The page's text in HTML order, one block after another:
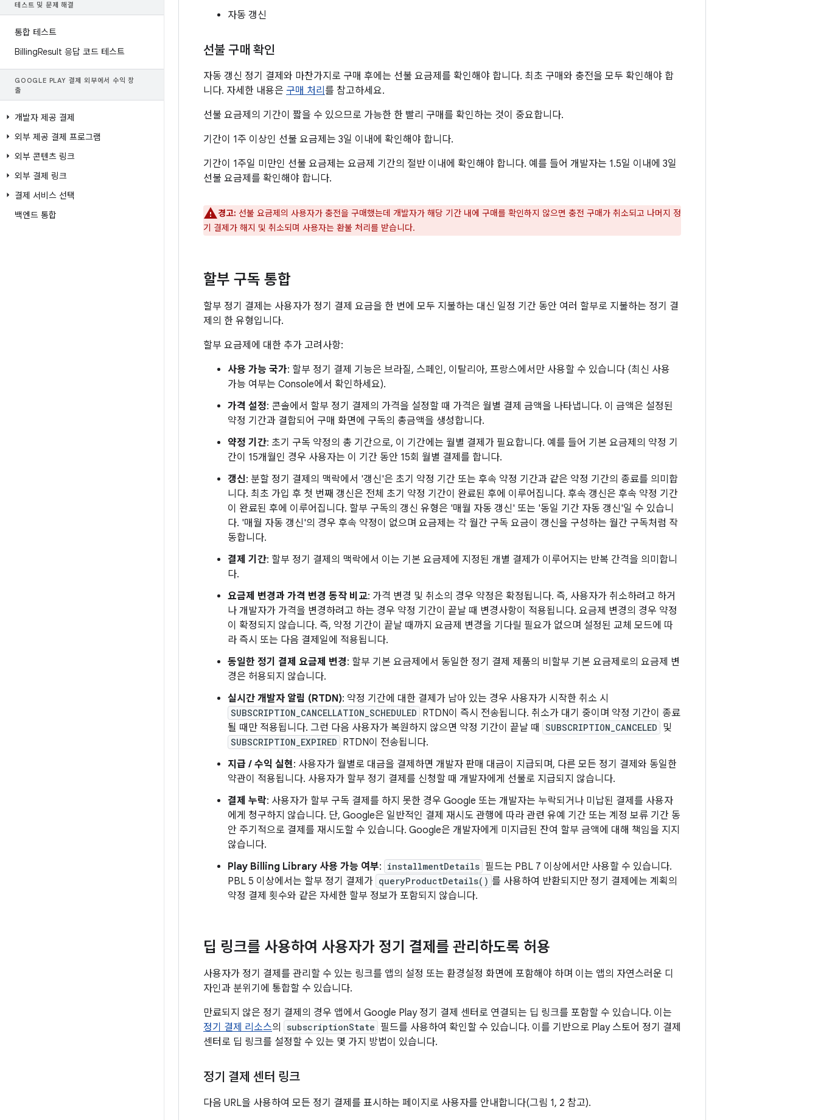
테스트 및 문제 해결
통합 테스트
BillingResult 응답 코드 테스트
GOOGLE PLAY 결제 외부에서 수익 창
출
개발자 제공 결제
외부 제공 결제 프로그램
외부 콘텐츠 링크
외부 결제 링크
결제 서비스 선택
백엔드 통합
자동 갱신
선불 구매 확인
자동 갱신 정기 결제와 마찬가지로 구매 후에는 선불 요금제를 확인해야 합니다. 최초 구매와 충전을 모두 확인해야 합
니다. 자세한 내용은 구매 처리 를 참고하세요.
선불 요금제의 기간이 짧을 수 있으므로 가능한 한 빨리 구매를 확인하는 것이 중요합니다.
기간이 1주 이상인 선불 요금제는 3일 이내에 확인해야 합니다.
기간이 1주일 미만인 선불 요금제는 요금제 기간의 절반 이내에 확인해야 합니다. 예를 들어 개발자는 1.5일 이내에 3일
선불 요금제를 확인해야 합니다.
경고: 선불 요금제의 사용자가 충전을 구매했는데 개발자가 해당 기간 내에 구매를 확인하지 않으면 충전 구매가 취소되고 나머지 정
기 결제가 해지 및 취소되며 사용자는 환불 처리를 받습니다.
할부 구독 통합
할부 정기 결제는 사용자가 정기 결제 요금을 한 번에 모두 지불하는 대신 일정 기간 동안 여러 할부로 지불하는 정기 결
제의 한 유형입니다.
할부 요금제에 대한 추가 고려사항:
사용 가능 국가: 할부 정기 결제 기능은 브라질, 스페인, 이탈리아, 프랑스에서만 사용할 수 있습니다 (최신 사용
가능 여부는 Console에서 확인하세요).
가격 설정: 콘솔에서 할부 정기 결제의 가격을 설정할 때 가격은 월별 결제 금액을 나타냅니다. 이 금액은 설정된
약정 기간과 결합되어 구매 화면에 구독의 총금액을 생성합니다.
약정 기간: 초기 구독 약정의 총 기간으로, 이 기간에는 월별 결제가 필요합니다. 예를 들어 기본 요금제의 약정 기
간이 15개월인 경우 사용자는 이 기간 동안 15회 월별 결제를 합니다.
갱신: 분할 정기 결제의 맥락에서 '갱신'은 초기 약정 기간 또는 후속 약정 기간과 같은 약정 기간의 종료를 의미합
니다. 최초 가입 후 첫 번째 갱신은 전체 초기 약정 기간이 완료된 후에 이루어집니다. 후속 갱신은 후속 약정 기간
이 완료된 후에 이루어집니다. 할부 구독의 갱신 유형은 '매월 자동 갱신' 또는 '동일 기간 자동 갱신'일 수 있습니
다. '매월 자동 갱신'의 경우 후속 약정이 없으며 요금제는 각 월간 구독 요금이 갱신을 구성하는 월간 구독처럼 작
동합니다.
결제 기간: 할부 정기 결제의 맥락에서 이는 기본 요금제에 지정된 개별 결제가 이루어지는 반복 간격을 의미합니
다.
요금제 변경과 가격 변경 동작 비교: 가격 변경 및 취소의 경우 약정은 확정됩니다. 즉, 사용자가 취소하려고 하거
나 개발자가 가격을 변경하려고 하는 경우 약정 기간이 끝날 때 변경사항이 적용됩니다. 요금제 변경의 경우 약정
이 확정되지 않습니다. 즉, 약정 기간이 끝날 때까지 요금제 변경을 기다릴 필요가 없으며 설정된 교체 모드에 따
라 즉시 또는 다음 결제일에 적용됩니다.
동일한 정기 결제 요금제 변경: 할부 기본 요금제에서 동일한 정기 결제 제품의 비할부 기본 요금제로의 요금제 변
경은 허용되지 않습니다.
실시간 개발자 알림 (RTDN): 약정 기간에 대한 결제가 남아 있는 경우 사용자가 시작한 취소 시
SUBSCRIPTION_CANCELLATION_SCHEDULED RTDN이 즉시 전송됩니다. 취소가 대기 중이며 약정 기간이 종료
될 때만 적용됩니다. 그런 다음 사용자가 복원하지 않으면 약정 기간이 끝날 때
SUBSCRIPTION_CANCELED 및
SUBSCRIPTION_EXPIRED RTDN이 전송됩니다.
지급 / 수익 실현: 사용자가 월별로 대금을 결제하면 개발자 판매 대금이 지급되며, 다른 모든 정기 결제와 동일한
약관이 적용됩니다. 사용자가 할부 정기 결제를 신청할 때 개발자에게 선불로 지급되지 않습니다.
결제 누락: 사용자가 할부 구독 결제를 하지 못한 경우 Google 또는 개발자는 누락되거나 미납된 결제를 사용자
에게 청구하지 않습니다. 단, Google은 일반적인 결제 재시도 관행에 따라 관련 유예 기간 또는 계정 보류 기간 동
안 주기적으로 결제를 재시도할 수 있습니다. Google은 개발자에게 미지급된 잔여 할부 금액에 대해 책임을 지지
않습니다.
Play Billing Library 사용 가능 여부: installmentDetails 필드는 PBL 7 이상에서만 사용할 수 있습니다.
PBL 5 이상에서는 할부 정기 결제가 queryProductDetails() 를 사용하여 반환되지만 정기 결제에는 계획의
약정 결제 횟수와 같은 자세한 할부 정보가 포함되지 않습니다.
딥 링크를 사용하여 사용자가 정기 결제를 관리하도록 허용
사용자가 정기 결제를 관리할 수 있는 링크를 앱의 설정 또는 환경설정 화면에 포함해야 하며 이는 앱의 자연스러운 디
자인과 분위기에 통합할 수 있습니다.
만료되지 않은 정기 결제의 경우 앱에서 Google Play 정기 결제 센터로 연결되는 딥 링크를 포함할 수 있습니다. 이는
정기 결제 리소스의 subscriptionState 필드를 사용하여 확인할 수 있습니다. 이를 기반으로 Play 스토어 정기 결제
센터로 딥 링크를 설정할 수 있는 몇 가지 방법이 있습니다.
정기 결제 센터 링크
다음 URL을 사용하여 모든 정기 결제를 표시하는 페이지로 사용자를 안내합니다(그림 1, 2 참고).